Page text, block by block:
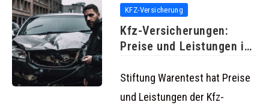
KFZ-Versicherung
Kfz-Versicherungen:
Preise und Leistungen im
Stiftung Warentest hat Preise
und Leistungen der Kfz-